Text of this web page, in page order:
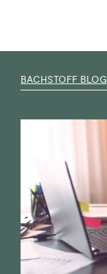
BACHSTOFF BLOG